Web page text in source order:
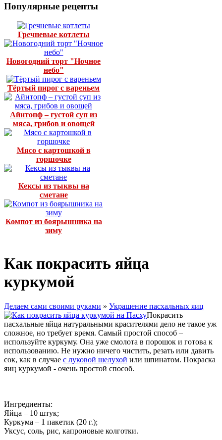
Популярные рецепты
Гречневые котлеты
Новогодний торт "Ночное
небо"
Тёртый пирог с вареньем
Айнтопф – густой суп из
мяса, грибов и овощей
Мясо с картошкой в
горшочке
Кексы из тыквы на
сметане
Компот из боярышника на
зиму
Как покрасить яйца
куркумой
Делаем сами своими руками » Украшение пасхальных яиц
Покрасить
пасхальные яйца натуральными красителями дело не такое уж
сложное, но требует время. Самый простой способ –
используйте куркуму. Она уже смолота в порошок и готова к
использованию. Не нужно ничего чистить, резать или давить
сок, как в случае с луковой шелухой или шпинатом. Покраска
яиц куркумой - очень простой способ.
Ингредиенты:
Яйца – 10 штук;
Куркума – 1 пакетик (20 г.);
Уксус, соль, рис, капроновые колготки.